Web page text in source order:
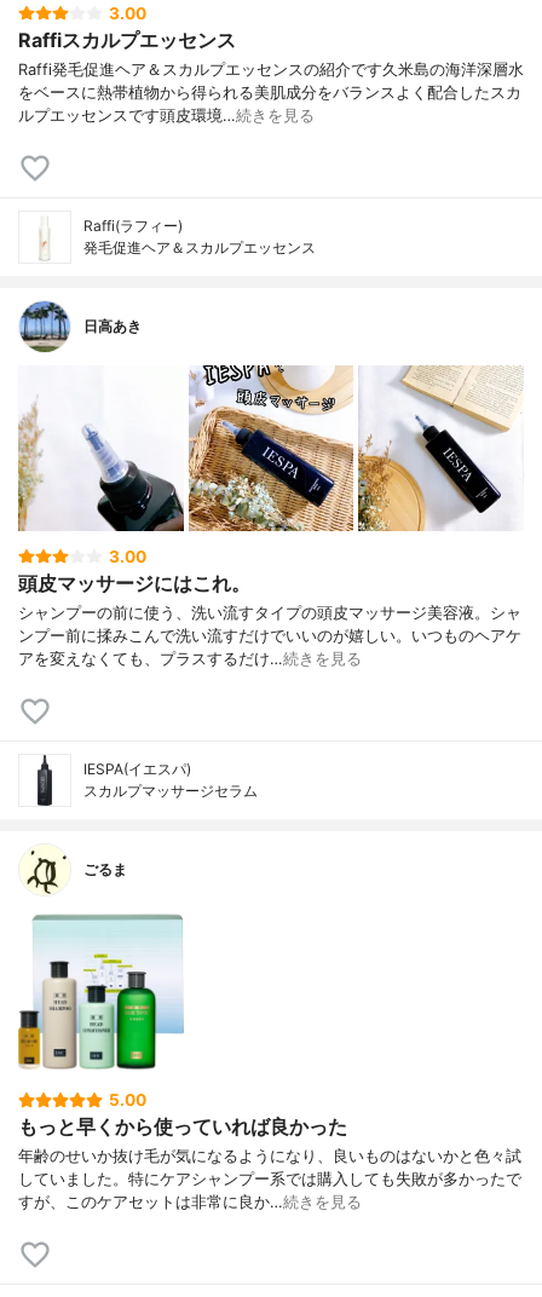
3.00
Raffiスカルプエッセンス
Raffi発毛促進ヘア＆スカルプエッセンスの紹介です久米島の海洋深層水
をベースに熱帯植物から得られる美肌成分をバランスよく配合したスカ
ルプエッセンスです頭皮環境…続きを見る
Raffi(ラフィー)
発毛促進ヘア＆スカルプエッセンス
日高あき
3.00
頭皮マッサージにはこれ。
シャンプーの前に使う、洗い流すタイプの頭皮マッサージ美容液。シャ
ンプー前に揉みこんで洗い流すだけでいいのが嬉しい。いつものヘアケ
アを変えなくても、プラスするだけ…続きを見る
IESPA(イエスパ)
スカルプマッサージセラム
ごるま
5.00
もっと早くから使っていれば良かった
年齢のせいか抜け毛が気になるようになり、良いものはないかと色々試
していました。特にケアシャンプー系では購入しても失敗が多かったで
すが、このケアセットは非常に良か…続きを見る